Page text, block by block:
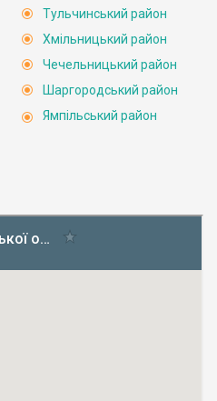
Тульчинський район
Хмільницький район
Чечельницький район
Шаргородський район
Ямпільський район